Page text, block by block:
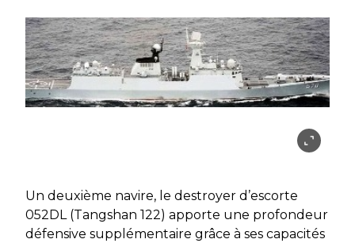
Un deuxième navire, le destroyer d’escorte
052DL (Tangshan 122) apporte une profondeur
défensive supplémentaire grâce à ses capacités